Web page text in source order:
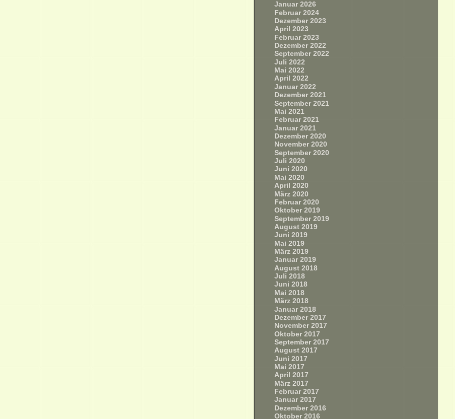
Januar 2026
Februar 2024
Dezember 2023
April 2023
Februar 2023
Dezember 2022
September 2022
Juli 2022
Mai 2022
April 2022
Januar 2022
Dezember 2021
September 2021
Mai 2021
Februar 2021
Januar 2021
Dezember 2020
November 2020
September 2020
Juli 2020
Juni 2020
Mai 2020
April 2020
März 2020
Februar 2020
Oktober 2019
September 2019
August 2019
Juni 2019
Mai 2019
März 2019
Januar 2019
August 2018
Juli 2018
Juni 2018
Mai 2018
März 2018
Januar 2018
Dezember 2017
November 2017
Oktober 2017
September 2017
August 2017
Juni 2017
Mai 2017
April 2017
März 2017
Februar 2017
Januar 2017
Dezember 2016
Oktober 2016